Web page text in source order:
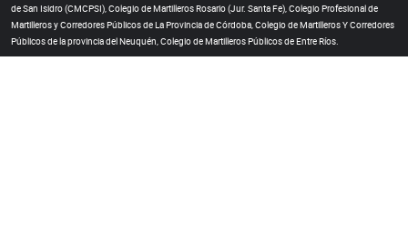
de San Isidro (CMCPSI), Colegio de Martilleros Rosario (Jur. Santa Fe), Colegio Profesional de
Martilleros y Corredores Públicos de La Provincia de Córdoba, Colegio de Martilleros Y Corredores
Públicos de la provincia del Neuquén, Colegio de Martilleros Públicos de Entre Ríos.